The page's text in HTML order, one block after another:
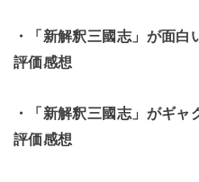
・「新解釈三國志」が面
評価感想
・「新解釈三國志」がギ
評価感想